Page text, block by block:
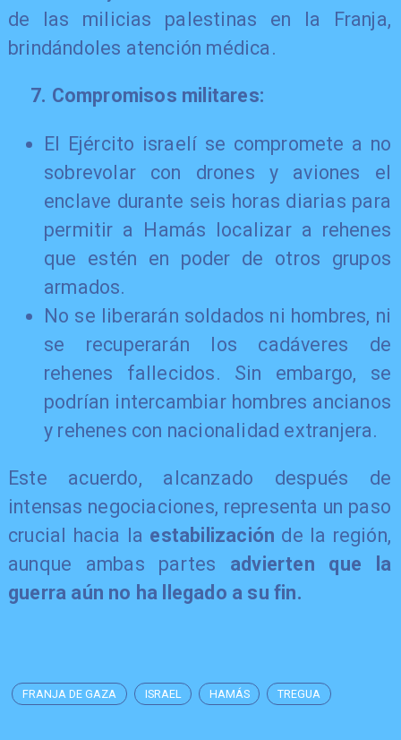
de las milicias palestinas en la Franja,
brindándoles atención médica.
7. Compromisos militares:
​El Ejército israelí se compromete a no
sobrevolar con drones y aviones el
enclave durante seis horas diarias para
permitir a Hamás localizar a rehenes
que estén en poder de otros grupos
armados.
No se liberarán soldados ni hombres, ni
se recuperarán los cadáveres de
rehenes fallecidos. Sin embargo, se
podrían intercambiar hombres ancianos
y rehenes con nacionalidad extranjera.
​Este acuerdo, alcanzado después de
intensas negociaciones, representa un paso
crucial hacia la estabilización de la región,
aunque ambas partes advierten que la
guerra aún no ha llegado a su fin.
FRANJA DE GAZA ISRAEL HAMÁS TREGUA